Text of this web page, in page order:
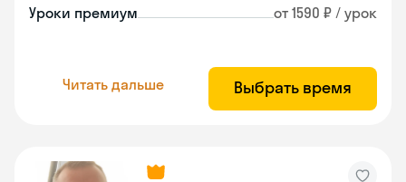
Уроки премиум от 1590 ₽ / урок
Читать дальше Выбрать время